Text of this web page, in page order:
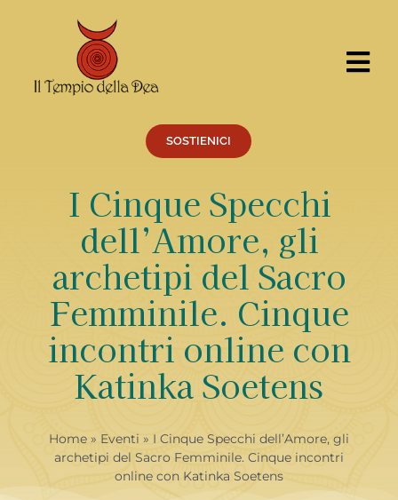
contenuto
Servizi
Centro Ricerche
Il Tempio
SOSTIENICI
I Cinque Specchi
dell’Amore, gli
archetipi del Sacro
Femminile. Cinque
incontri online con
Katinka Soetens
Home » Eventi » I Cinque Specchi dell’Amore, gli
archetipi del Sacro Femminile. Cinque incontri
online con Katinka Soetens